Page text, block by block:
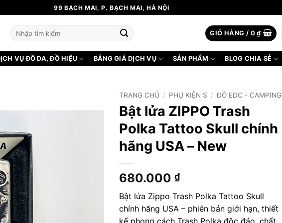
99 BẠCH MAI, P. BẠCH MAI, HÀ NỘI
Tìm
kiếm:
GIỎ HÀNG / 0₫
VỤ ĐỒ DA, ĐỒ HIỆU BẢNG GIÁ DỊCH VỤ SẢN PHẨM BLOG CHIA SẺ
TRANG CHỦ / PHỤ KIỆN S / ĐỒ EDC - CAMPING
Bật lửa ZIPPO Trash
Polka Tattoo Skull chính
hãng USA – New
680.000 ₫
Bật lửa Zippo Trash Polka Tattoo Skull
chính hãng USA – phiên bản giới hạn, thiết
kế phong cách Trash Polka độc đáo, chất